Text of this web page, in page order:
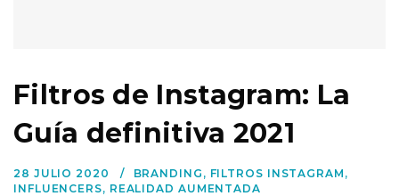
Filtros de Instagram: La
Guía definitiva 2021
28 JULIO 2020 BRANDING , FILTROS INSTAGRAM ,
INFLUENCERS, REALIDAD AUMENTADA